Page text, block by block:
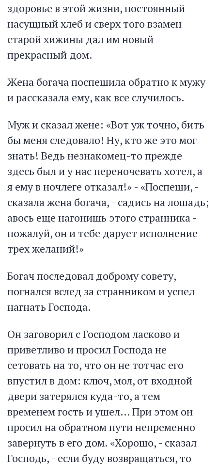
здоровье в этой жизни, постоянный
насущный хлеб и сверх того взамен
старой хижины дал им новый
прекрасный дом.
Жена богача поспешила обратно к мужу
и рассказала ему, как все случилось.
Муж и сказал жене: «Вот уж точно, бить
бы меня следовало! Ну, кто же это мог
знать! Ведь незнакомец-то прежде
здесь был и у нас переночевать хотел, а
я ему в ночлеге отказал!» - «Поспеши, -
сказала жена богача, - садись на лошадь;
авось еще нагонишь этого странника -
пожалуй, он и тебе дарует исполнение
трех желаний!»
Богач последовал доброму совету,
погнался вслед за странником и успел
нагнать Господа.
Он заговорил с Господом ласково и
приветливо и просил Господа не
сетовать на то, что он не тотчас его
впустил в дом: ключ, мол, от входной
двери затерялся куда-то, а тем
временем гость и ушел… При этом он
просил на обратном пути непременно
завернуть в его дом. «Хорошо, - сказал
Господь, - если буду возвращаться, то